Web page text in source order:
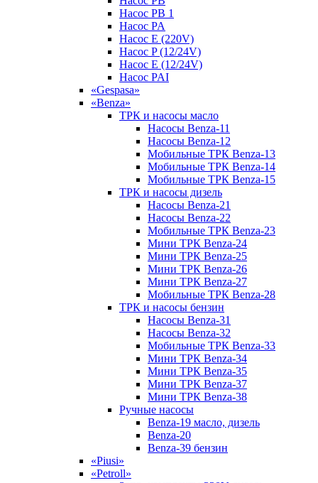
Насос PB 1
Насос PA
Насос E (220V)
Насос P (12/24V)
Насос E (12/24V)
Насос PAI
«Gespasa»
«Benza»
ТРК и насосы масло
Насосы Benza-11
Насосы Benza-12
Мобильные ТРК Benza-13
Мобильные ТРК Benza-14
Мобильные ТРК Benza-15
ТРК и насосы дизель
Насосы Benza-21
Насосы Benza-22
Мобильные ТРК Benza-23
Мини ТРК Benza-24
Мини ТРК Benza-25
Мини ТРК Benza-26
Мини ТРК Benza-27
Мобильные ТРК Benza-28
ТРК и насосы бензин
Насосы Benza-31
Насосы Benza-32
Мобильные ТРК Benza-33
Мини ТРК Benza-34
Мини ТРК Benza-35
Мини ТРК Benza-37
Мини ТРК Benza-38
Ручные насосы
Benza-19 масло, дизель
Benza-20
Benza-39 бензин
«Piusi»
«Petroll»